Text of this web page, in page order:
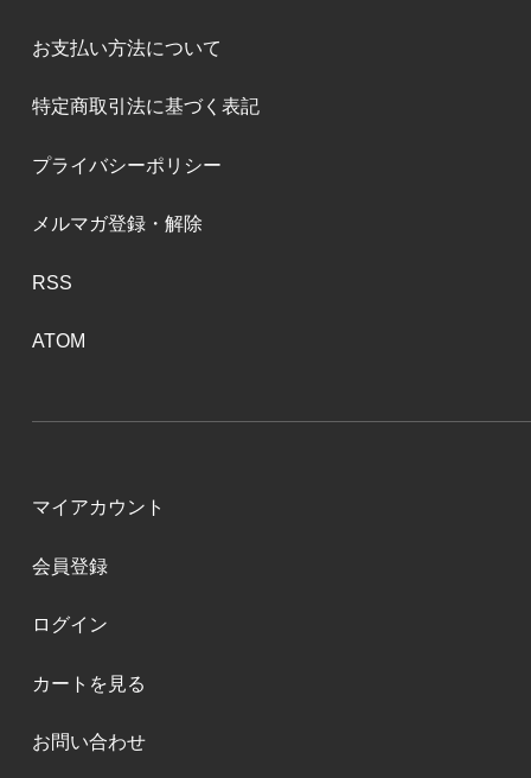
お支払い方法について
特定商取引法に基づく表記
プライバシーポリシー
メルマガ登録・解除
RSS
ATOM
マイアカウント
会員登録
ログイン
カートを見る
お問い合わせ